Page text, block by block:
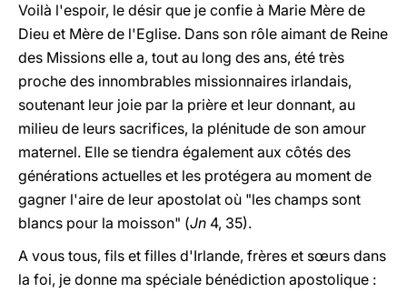
Voilà l'espoir, le désir que je confie à Marie Mère de
Dieu et Mère de l'Eglise. Dans son rôle aimant de Reine
des Missions elle a, tout au long des ans, été très
proche des innombrables missionnaires irlandais,
soutenant leur joie par la prière et leur donnant, au
milieu de leurs sacrifices, la plénitude de son amour
maternel. Elle se tiendra également aux côtés des
générations actuelles et les protégera au moment de
gagner l'aire de leur apostolat où "les champs sont
blancs pour la moisson" (Jn 4, 35).
A vous tous, fils et filles d'Irlande, frères et sœurs dans
la foi, je donne ma spéciale bénédiction apostolique :